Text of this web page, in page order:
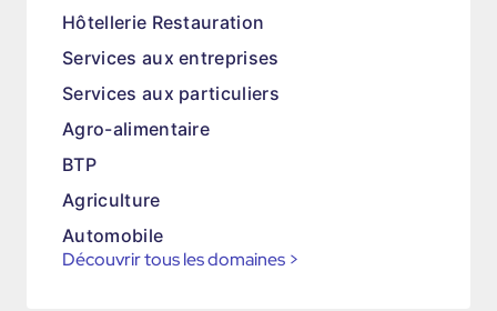
Hôtellerie Restauration
Services aux entreprises
Services aux particuliers
Agro-alimentaire
BTP
Agriculture
Automobile
Découvrir tous les domaines >